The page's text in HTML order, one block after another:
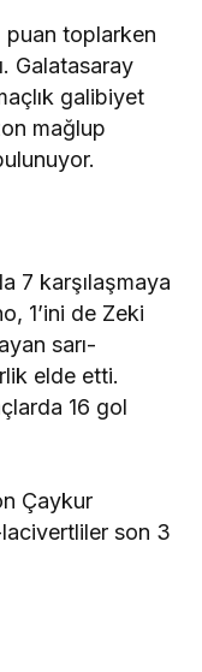
puan toplarken
Galatasaray
galibiyet
mağlup
7 karşılaşmaya
1’ini de Zeki
sarı-
elde etti.
16 gol
Çaykur
lacivertliler son 3